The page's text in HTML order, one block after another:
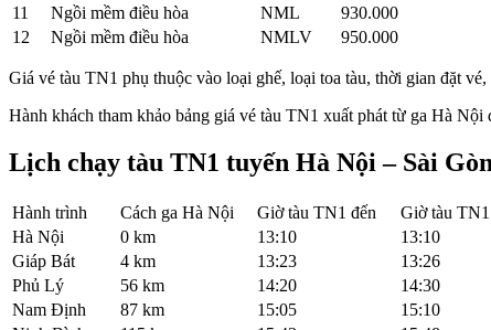
11
Ngồi mềm điều hòa NML
930.000
12
Ngồi mềm điều hòa NMLV 950.000
Giá vé tàu TN1 phụ thuộc vào loại ghế, loại toa tàu, thời gian đặt
Hành khách tham khảo bảng giá vé tàu TN1 xuất phát từ ga Hà
Lịch chạy tàu TN1 tuyến Hà Nội – Sài Gòn
Hành trình Cách ga Hà Nội Giờ tàu TN1 đến Giờ tàu
Hà Nội
0 km 13:10 13:10
Giáp Bát
4 km 13:23 13:26
Phủ Lý
56 km 14:20 14:30
Nam Định
87 km 15:05 15:10